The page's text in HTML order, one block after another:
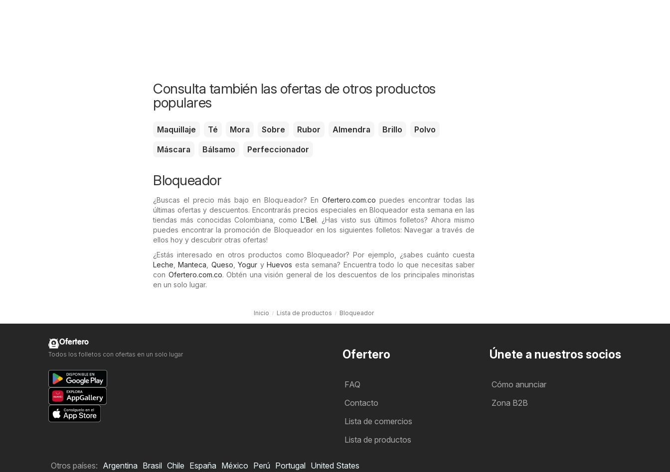
Consulta también las ofertas de otros productos
populares
Maquillaje Té Mora Sobre Rubor Almendra Brillo
Polvo
Máscara
Bálsamo Perfeccionador
Bloqueador
¿Buscas el precio más bajo en Bloqueador? En Ofertero.com.co puedes encontrar todas las
últimas ofertas y descuentos. Encontrarás precios especiales en Bloqueador esta semana en las
tiendas más conocidas Colombiana, comoL'Bel. ¿Has visto sus últimos folletos? Ahora mismo
puedes encontrar la promoción de Bloqueador en los siguientes folletos: Navegar a través de
ellos hoy y descubrir otras ofertas!
¿Estás interesado en otros productos como Bloqueador? Por ejemplo, ¿sabes cuánto cuesta
Leche ,Manteca Queso ,Yogur yHuevos esta semana? Encuentra todo lo que necesitas saber
con Ofertero.com.co. Obtén una visión general de los descuentos de los principales minoristas
en un solo lugar.
Inicio Lista de productos Bloqueador
Ofertero
FAQ
Contacto
Lista de comercios
Lista de productos
Únete a nuestros socios
Cómo anunciar
Zona B2B
Ofertero
Todos los folletos con ofertas en un solo lugar
Otros países: Argentina Brasil Chile España México Perú Portugal United States